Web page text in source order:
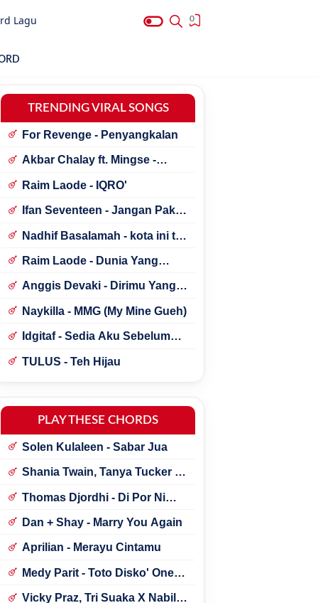
Lagu 0
TRENDING VIRAL SONGS
For Revenge - Penyangkalan
Akbar Chalay ft. Mingse -
Raim Laode - IQRO'
Ifan Seventeen - Jangan Paksa
Nadhif Basalamah - kota ini tak
Raim Laode - Dunia Yang
Anggis Devaki - Dirimu Yang
Naykilla - MMG (My Mine Gueh)
Idgitaf - Sedia Aku Sebelum
TULUS - Teh Hijau
PLAY THESE CHORDS
Solen Kulaleen - Sabar Jua
Shania Twain, Tanya Tucker -
Thomas Djordhi - Di Por Ni
Dan + Shay - Marry You Again
Aprilian - Merayu Cintamu
Medy Parit - Toto Disko' One
Vicky Praz, Tri Suaka X Nabila